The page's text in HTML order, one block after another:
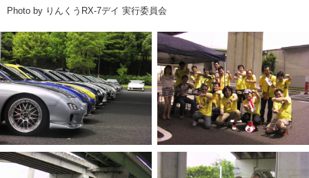
Photo by りんくうRX-7デイ 実行委員会